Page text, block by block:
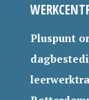
Pluspunt